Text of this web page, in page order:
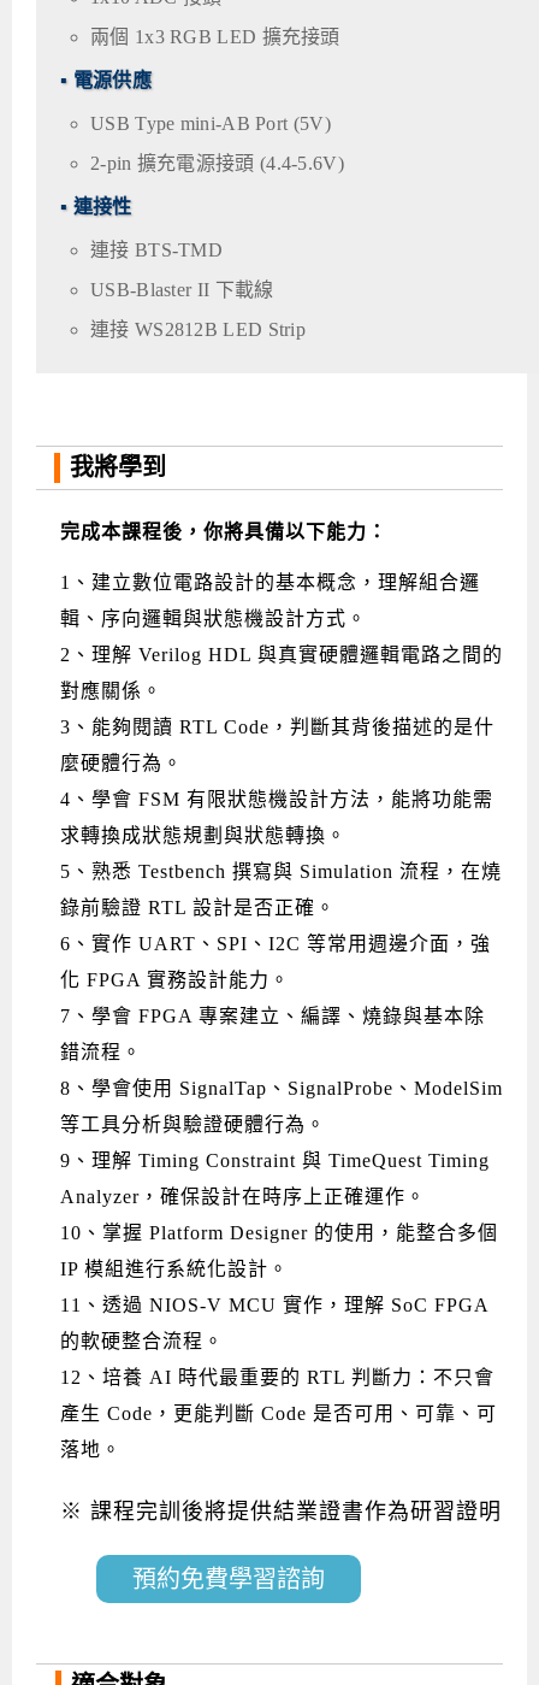
兩個 1x3 RGB LED 擴充接頭
▪ 電源供應
USB Type mini-AB Port (5V)
2-pin 擴充電源接頭 (4.4-5.6V)
▪ 連接性
連接 BTS-TMD
USB-Blaster II 下載線
連接 WS2812B LED Strip
我將學到
完成本課程後，你將具備以下能力：
1、建立數位電路設計的基本概念，理解組合邏
輯、序向邏輯與狀態機設計方式。
2、理解 Verilog HDL 與真實硬體邏輯電路之間的
對應關係。
3、能夠閱讀 RTL Code，判斷其背後描述的是什
麼硬體行為。
4、學會 FSM 有限狀態機設計方法，能將功能需
求轉換成狀態規劃與狀態轉換。
5、熟悉 Testbench 撰寫與 Simulation 流程，在燒
錄前驗證 RTL 設計是否正確。
6、實作 UART、SPI、I2C 等常用週邊介面，強
化 FPGA 實務設計能力。
7、學會 FPGA 專案建立、編譯、燒錄與基本除
錯流程。
8、學會使用 SignalTap、SignalProbe、ModelSim
等工具分析與驗證硬體行為。
9、理解 Timing Constraint 與 TimeQuest Timing
Analyzer，確保設計在時序上正確運作。
10、掌握 Platform Designer 的使用，能整合多個
IP 模組進行系統化設計。
11、透過 NIOS-V MCU 實作，理解 SoC FPGA
的軟硬整合流程。
12、培養 AI 時代最重要的 RTL 判斷力：不只會
產生 Code，更能判斷 Code 是否可用、可靠、可
落地。
※ 課程完訓後將提供結業證書作為研習證明
預約免費學習諮詢